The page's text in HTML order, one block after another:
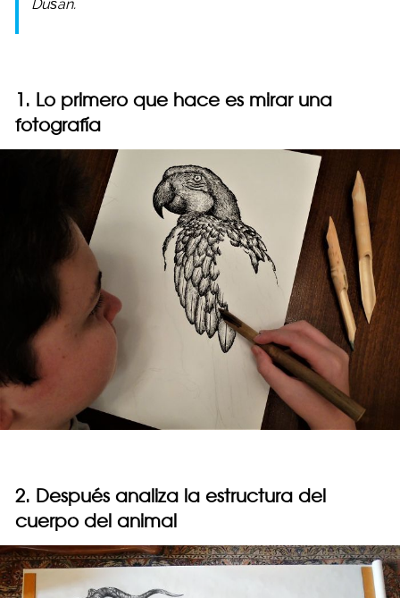
Dušan.
1. Lo primero que hace es mirar una
fotografía
2. Después analiza la estructura del
cuerpo del animal